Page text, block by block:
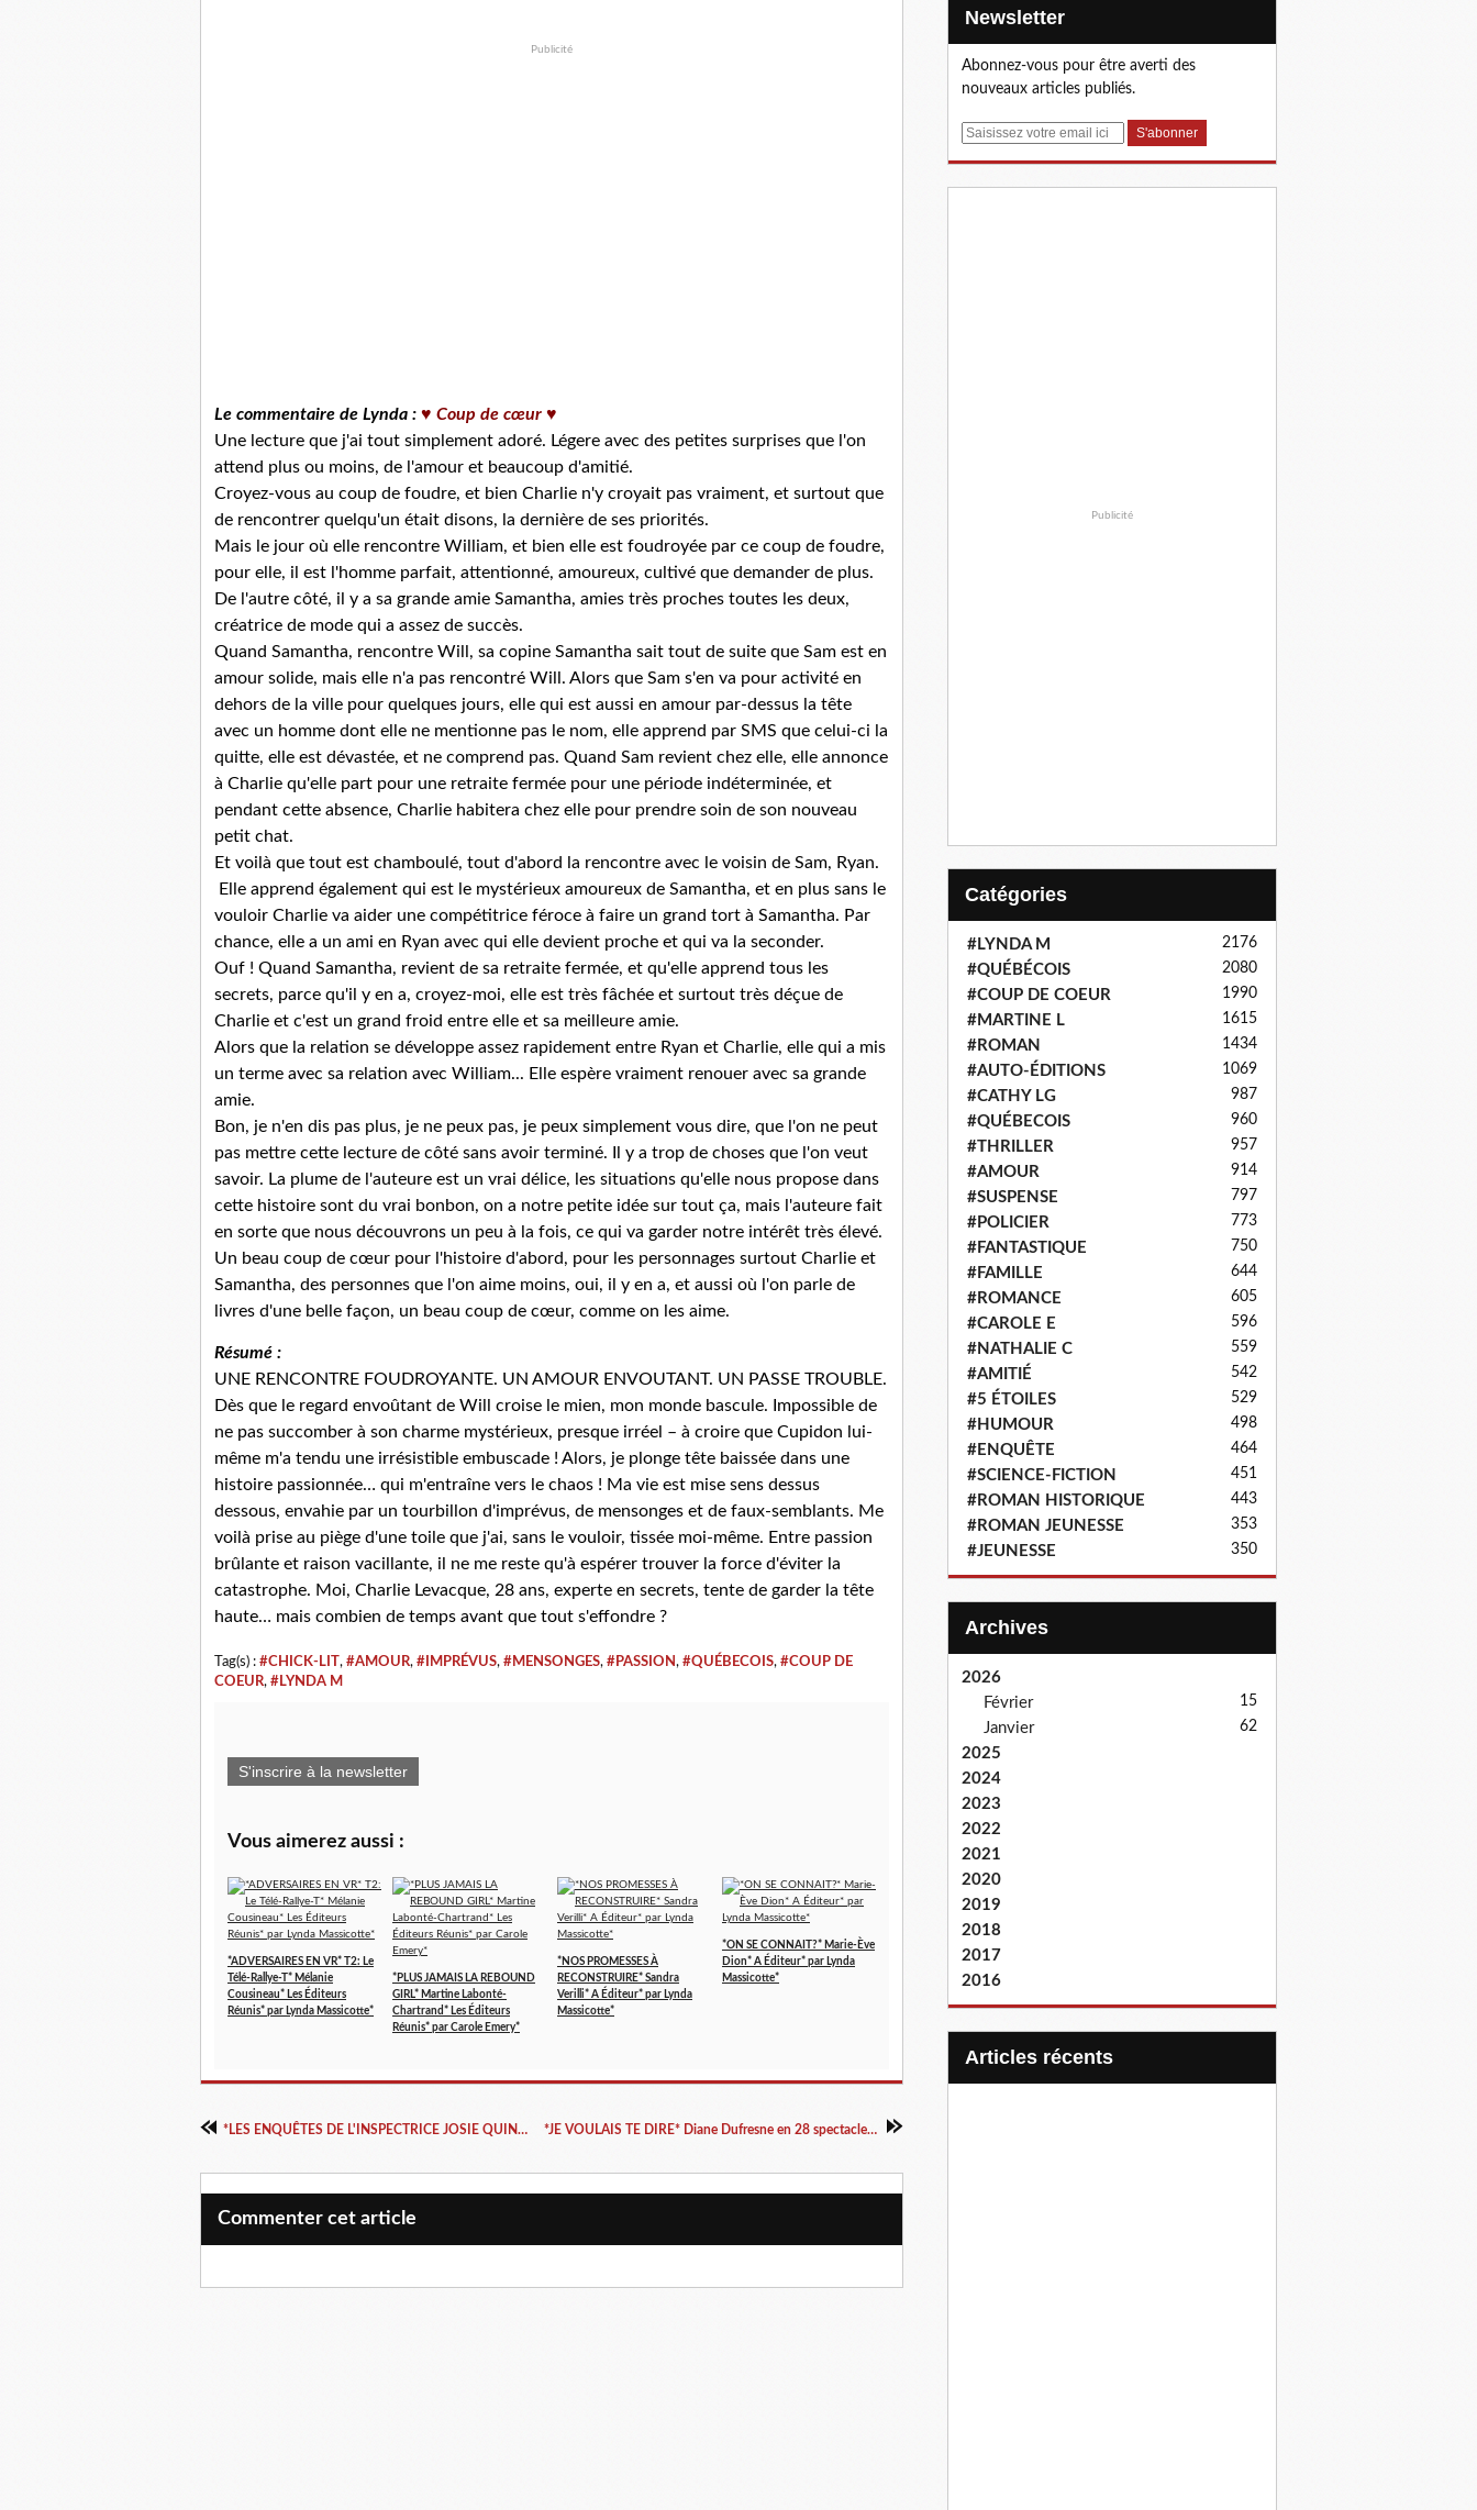
Publicité
Le commentaire de Lynda : ♥ Coup de cœur ♥
Une lecture que j'ai tout simplement adoré. Légere avec des petites surprises que l'on
attend plus ou moins, de l'amour et beaucoup d'amitié.
Croyez-vous au coup de foudre, et bien Charlie n'y croyait pas vraiment, et surtout que
de rencontrer quelqu'un était disons, la dernière de ses priorités.
Mais le jour où elle rencontre William, et bien elle est foudroyée par ce coup de foudre,
pour elle, il est l'homme parfait, attentionné, amoureux, cultivé que demander de plus.
De l'autre côté, il y a sa grande amie Samantha, amies très proches toutes les deux,
créatrice de mode qui a assez de succès.
Quand Samantha, rencontre Will, sa copine Samantha sait tout de suite que Sam est en
amour solide, mais elle n'a pas rencontré Will. Alors que Sam s'en va pour activité en
dehors de la ville pour quelques jours, elle qui est aussi en amour par-dessus la tête
avec un homme dont elle ne mentionne pas le nom, elle apprend par SMS que celui-ci la
quitte, elle est dévastée, et ne comprend pas. Quand Sam revient chez elle, elle annonce
à Charlie qu'elle part pour une retraite fermée pour une période indéterminée, et
pendant cette absence, Charlie habitera chez elle pour prendre soin de son nouveau
petit chat.
Et voilà que tout est chamboulé, tout d'abord la rencontre avec le voisin de Sam, Ryan.
Elle apprend également qui est le mystérieux amoureux de Samantha, et en plus sans le
vouloir Charlie va aider une compétitrice féroce à faire un grand tort à Samantha. Par
chance, elle a un ami en Ryan avec qui elle devient proche et qui va la seconder.
Ouf ! Quand Samantha, revient de sa retraite fermée, et qu'elle apprend tous les
secrets, parce qu'il y en a, croyez-moi, elle est très fâchée et surtout très déçue de
Charlie et c'est un grand froid entre elle et sa meilleure amie.
Alors que la relation se développe assez rapidement entre Ryan et Charlie, elle qui a mis
un terme avec sa relation avec William... Elle espère vraiment renouer avec sa grande
amie.
Bon, je n'en dis pas plus, je ne peux pas, je peux simplement vous dire, que l'on ne peut
pas mettre cette lecture de côté sans avoir terminé. Il y a trop de choses que l'on veut
savoir. La plume de l'auteure est un vrai délice, les situations qu'elle nous propose dans
cette histoire sont du vrai bonbon, on a notre petite idée sur tout ça, mais l'auteure fait
en sorte que nous découvrons un peu à la fois, ce qui va garder notre intérêt très élevé.
Un beau coup de cœur pour l'histoire d'abord, pour les personnages surtout Charlie et
Samantha, des personnes que l'on aime moins, oui, il y en a, et aussi où l'on parle de
livres d'une belle façon, un beau coup de cœur, comme on les aime.
Résumé :
UNE RENCONTRE FOUDROYANTE. UN AMOUR ENVOUTANT. UN PASSE TROUBLE.
Dès que le regard envoûtant de Will croise le mien, mon monde bascule. Impossible de
ne pas succomber à son charme mystérieux, presque irréel – à croire que Cupidon lui-
même m'a tendu une irrésistible embuscade ! Alors, je plonge tête baissée dans une
histoire passionnée… qui m'entraîne vers le chaos ! Ma vie est mise sens dessus
dessous, envahie par un tourbillon d'imprévus, de mensonges et de faux-semblants. Me
voilà prise au piège d'une toile que j'ai, sans le vouloir, tissée moi-même. Entre passion
brûlante et raison vacillante, il ne me reste qu'à espérer trouver la force d'éviter la
catastrophe. Moi, Charlie Levacque, 28 ans, experte en secrets, tente de garder la tête
haute… mais combien de temps avant que tout s'effondre ?
Tag(s) : #CHICK-LIT, #AMOUR, #IMPRÉVUS, #MENSONGES, #PASSION, #QUÉBECOIS, #COUP DE
COEUR, #LYNDA M
S'inscrire à la newsletter
Vous aimerez aussi :
*ADVERSAIRES EN VR* T2: Le
Télé-Rallye-T* Mélanie
Cousineau* Les Éditeurs
Réunis* par Lynda Massicotte*
*PLUS JAMAIS LA REBOUND
GIRL* Martine Labonté-
Chartrand* Les Éditeurs
Réunis* par Carole Emery*
*NOS PROMESSES À
RECONSTRUIRE* Sandra
Verilli* A Éditeur* par Lynda
Massicotte*
*ON SE CONNAIT?* Marie-Ève
Dion* A Éditeur* par Lynda
Massicotte*
*LES ENQUÊTES DE L'INSPECTRICE JOSIE QUINN* T7: Reste Calme* Lisa Regan* Bookouture via Net Galley* par Cathy Le Gall* *JE VOULAIS TE DIRE* Diane Dufresne en 28 spectacles* Pierre-Gilles Nofal* Éditions de l'Apothéose via Distribulivre* par Lynda Massicotte*
Commenter cet article
Newsletter
Abonnez-vous pour être averti des
nouveaux articles publiés.
E
Publicité
Catégories
#LYNDA M 2176
#QUÉBÉCOIS 2080
#COUP DE COEUR 1990
#MARTINE L 1615
#ROMAN 1434
#AUTO-ÉDITIONS 1069
#CATHY LG 987
#QUÉBECOIS 960
#THRILLER 957
#AMOUR 914
#SUSPENSE 797
#POLICIER 773
#FANTASTIQUE 750
#FAMILLE 644
#ROMANCE 605
#CAROLE E 596
#NATHALIE C 559
#AMITIÉ 542
#5 ÉTOILES 529
#HUMOUR 498
#ENQUÊTE 464
#SCIENCE-FICTION 451
#ROMAN HISTORIQUE 443
#ROMAN JEUNESSE 353
#JEUNESSE 350
Archives
2026
Février
15
Janvier 62
2025
2024
2023
2022
2021
2020
2019
2018
2017
2016
articles récents